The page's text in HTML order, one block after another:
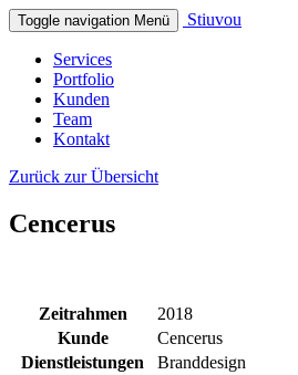
Toggle navigation Menü Stiuvou
Services
Portfolio
Kunden
Team
Kontakt
Zurück zur Übersicht
Cencerus
Zeitrahmen
2018
Kunde
Cencerus
Dienstleistungen
Branddesign